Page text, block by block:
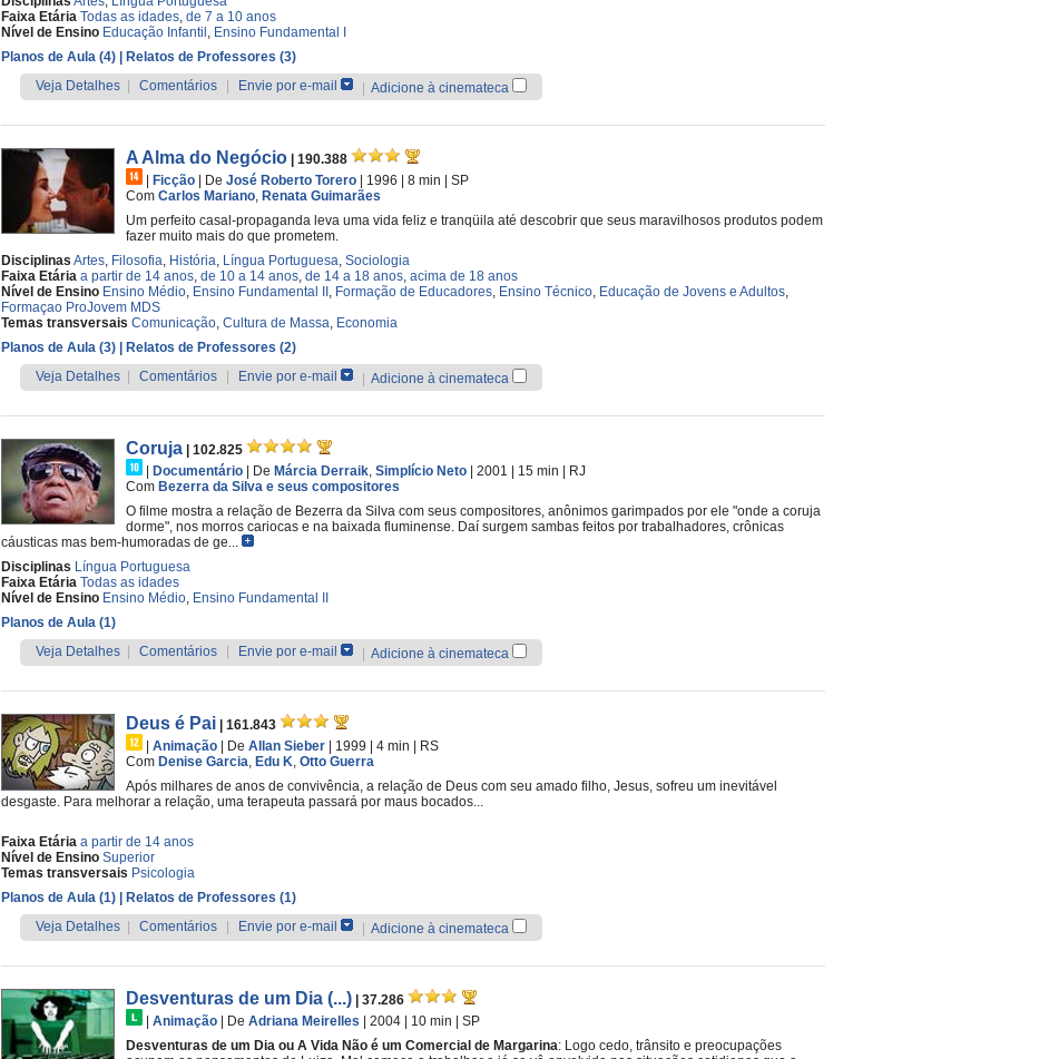
Faixa Etária Todas as idades, de 7 a 10 anos
Nível de Ensino Educação Infantil , Ensino Fundamental I
Planos de Aula (4)
| Relatos de Professores (3)
Veja Detalhes
Comentários Envie por e-mail Adicione à cinemateca
A Alma do Negócio
| 190.388
Ficção De José Roberto Torero | 1996 | 8 min
SP
Com Carlos Mariano, Renata Guimarães
Um perfeito casal-propaganda leva uma vida feliz e tranqüila até descobrir que seus maravilhosos produtos podem
fazer muito mais do que prometem.
Disciplinas Artes, Filosofia, História, Língua Portuguesa, Sociologia
Faixa Etária a partir de 14 anos, de 10 a 14 anos, de 14 a 18 anos, acima de 18 anos
Nível de Ensino Ensino Médio, Ensino Fundamental II , Formação de Educadores, Ensino Técnico, Educação de Jovens e Adultos,
Formaçao ProJovem MDS
Temas transversais Comunicação, Cultura de Massa, Economia
Planos de Aula (3)
| Relatos de Professores (2)
Veja Detalhes
Comentários Envie por e-mail Adicione à cinemateca
Coruja
| 102.825
Documentário De Márcia Derraik, Simplício Neto | 2001 | 15 min
RJ
Com Bezerra da Silva e seus compositores
O filme mostra a relação de Bezerra da Silva com seus compositores, anônimos garimpados por ele "onde a coruja
dorme", nos morros cariocas e na baixada fluminense. Daí surgem sambas feitos por trabalhadores, crônicas
cáusticas mas bem-humoradas de ge...
Disciplinas Língua Portuguesa
Faixa Etária Todas as idades
Nível de Ensino Ensino Médio, Ensino Fundamental II
Planos de Aula (1)
Veja Detalhes
Comentários Envie por e-mail Adicione à cinemateca
Deus é Pai
| 161.843
Animação De Allan Sieber | 1999 | 4 min
RS
Com Denise Garcia, Edu K, Otto Guerra
Após milhares de anos de convivência, a relação de Deus com seu amado filho, Jesus, sofreu um inevitável
desgaste. Para melhorar a relação, uma terapeuta passará por maus bocados...
Faixa Etária a partir de 14 anos
Nível de Ensino Superior
Temas transversais Psicologia
Planos de Aula (1)
| Relatos de Professores (1)
Veja Detalhes
Comentários Envie por e-mail Adicione à cinemateca
Desventuras de um Dia (...)
| 37.286
Animação De Adriana Meirelles | 2004 | 10 min
SP
Desventuras de um Dia ou A Vida Não é um Comercial de Margarina: Logo cedo, trânsito e preocupações